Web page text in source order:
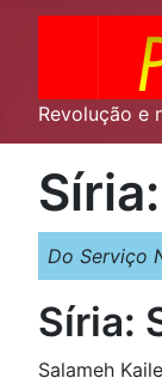
Revolução e
Do Serviço
Síria:
Salameh